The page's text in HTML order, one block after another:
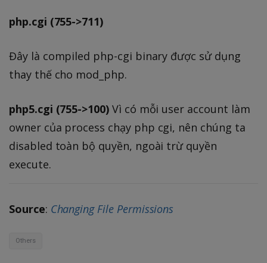
php.cgi (755->711)
Đây là compiled php-cgi binary được sử dụng
thay thế cho mod_php.
php5.cgi (755->100)Vì có mỗi user account làm
owner của process chạy php cgi, nên chúng ta
disabled toàn bộ quyền, ngoài trừ quyền
execute.
Source: Changing File Permissions
Others